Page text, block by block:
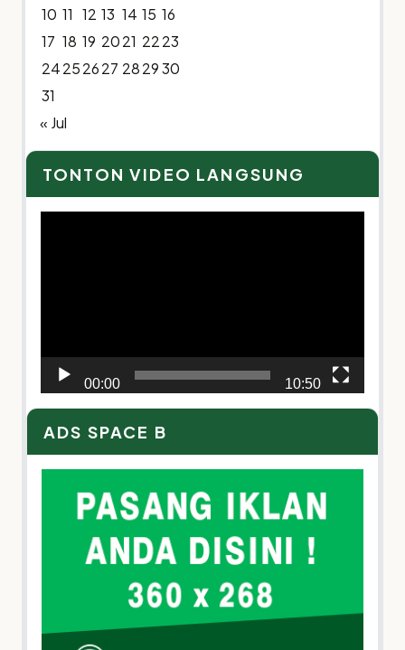
10 11 12 13 14 15 16
17 18 19 2021 2223
24252627 282930
31
« Jul
TONTON VIDEO LANGSUNG
00:00 10:50
ADS SPACE B